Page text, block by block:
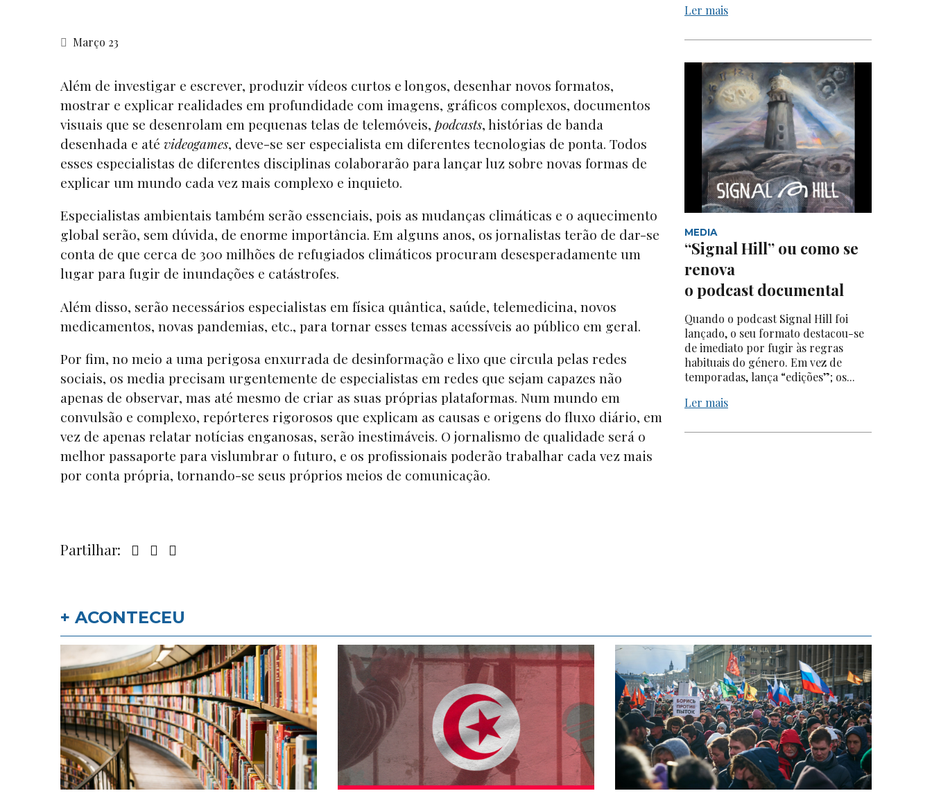
Março 23
Além de investigar e escrever, produzir vídeos curtos e longos, desenhar novos formatos,
mostrar e explicar realidades em profundidade com imagens, gráficos complexos, documentos
visuais que se desenrolam em pequenas telas de telemóveis, podcasts, histórias de banda
desenhada e até videogames, deve-se ser especialista em diferentes tecnologias de ponta. Todos
esses especialistas de diferentes disciplinas colaborarão para lançar luz sobre novas formas de
explicar um mundo cada vez mais complexo e inquieto.
Especialistas ambientais também serão essenciais, pois as mudanças climáticas e o aquecimento
global serão, sem dúvida, de enorme importância. Em alguns anos, os jornalistas terão de dar-se
conta de que cerca de 300 milhões de refugiados climáticos procuram desesperadamente um
lugar para fugir de inundações e catástrofes.
Além disso, serão necessários especialistas em física quântica, saúde, telemedicina, novos
medicamentos, novas pandemias, etc., para tornar esses temas acessíveis ao público em geral.
Por fim, no meio a uma perigosa enxurrada de desinformação e lixo que circula pelas redes
sociais, os media precisam urgentemente de especialistas em redes que sejam capazes não
apenas de observar, mas até mesmo de criar as suas próprias plataformas. Num mundo em
convulsão e complexo, repórteres rigorosos que explicam as causas e origens do fluxo diário, em
vez de apenas relatar notícias enganosas, serão inestimáveis. O jornalismo de qualidade será o
melhor passaporte para vislumbrar o futuro, e os profissionais poderão trabalhar cada vez mais
por conta própria, tornando-se seus próprios meios de comunicação.
Partilhar:
Ler mais
MEDIA
“Signal Hill” ou como se
renova
o podcast documental
Quando o podcast Signal Hill foi
lançado, o seu formato destacou-se
de imediato por fugir às regras
habituais do género. Em vez de
temporadas, lança “edições”; os...
Ler mais
+ ACONTECEU